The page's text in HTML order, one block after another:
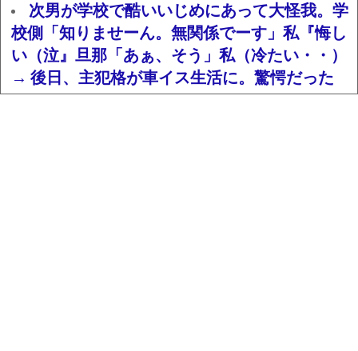
次男が学校で酷いいじめにあって大怪我。学
校側「知りませーん。無関係でーす」私『悔し
い（泣』旦那「あぁ、そう」私（冷たい・・）
→ 後日、主犯格が車イス生活に。驚愕だった